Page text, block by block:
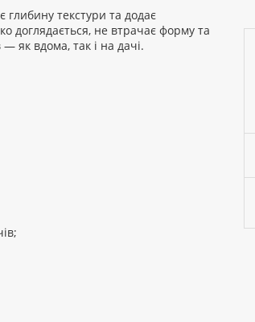
глибину текстури та додає
доглядається, не втрачає форму та
як вдома, так і на дачі.